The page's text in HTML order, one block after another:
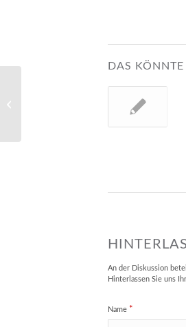
DAS KÖNNTE
An der Diskussion
Hinterlassen Sie uns
Name *